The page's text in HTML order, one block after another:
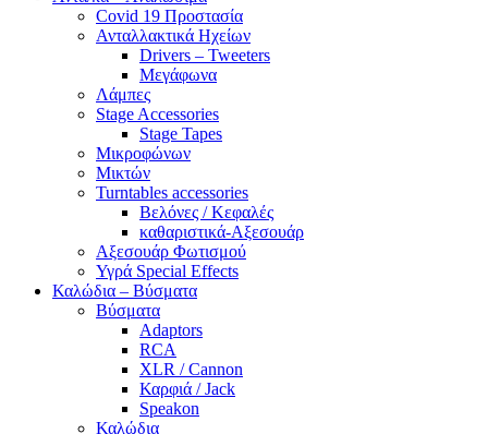
Covid 19 Προστασία
Ανταλλακτικά Ηχείων
Drivers – Tweeters
Μεγάφωνα
Λάμπες
Stage Accessories
Stage Tapes
Μικροφώνων
Μικτών
Turntables accessories
Βελόνες / Κεφαλές
καθαριστικά-Αξεσουάρ
Αξεσουάρ Φωτισμού
Υγρά Special Effects
Καλώδια – Βύσματα
Βύσματα
Adaptors
RCA
XLR / Cannon
Καρφιά / Jack
Speakon
Καλώδια